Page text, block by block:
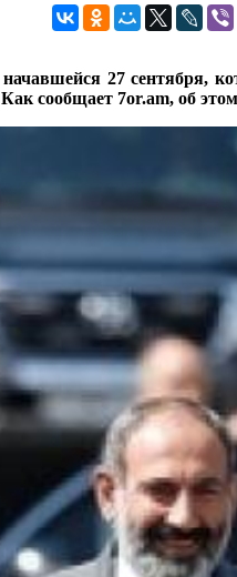
27 сентября,
сообщает 7or.am, об